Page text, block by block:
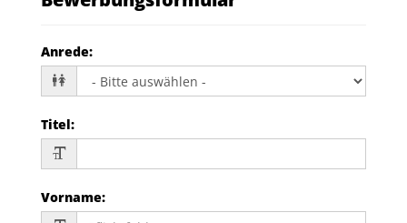
Anrede:
Titel:
Vorname: